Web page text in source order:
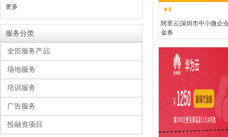
更多
服务分类
全部服务产品
场地服务
培训服务
广告服务
投融资项目
￥0
阿里云|深圳市中小微企
金券